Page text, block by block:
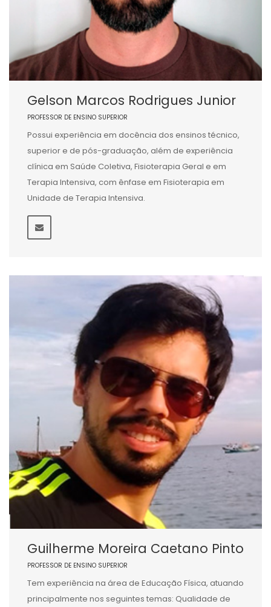
Gelson Marcos Rodrigues Junior
PROFESSOR DE ENSINO SUPERIOR
Possui experiência em docência dos ensinos técnico,
superior e de pós-graduação, além de experiência
clínica em Saúde Coletiva, Fisioterapia Geral e em
Terapia Intensiva, com ênfase em Fisioterapia em
Unidade de Terapia Intensiva.
Guilherme Moreira Caetano Pinto
PROFESSOR DE ENSINO SUPERIOR
Tem experiência na área de Educação Física, atuando
principalmente nos seguintes temas: Qualidade de